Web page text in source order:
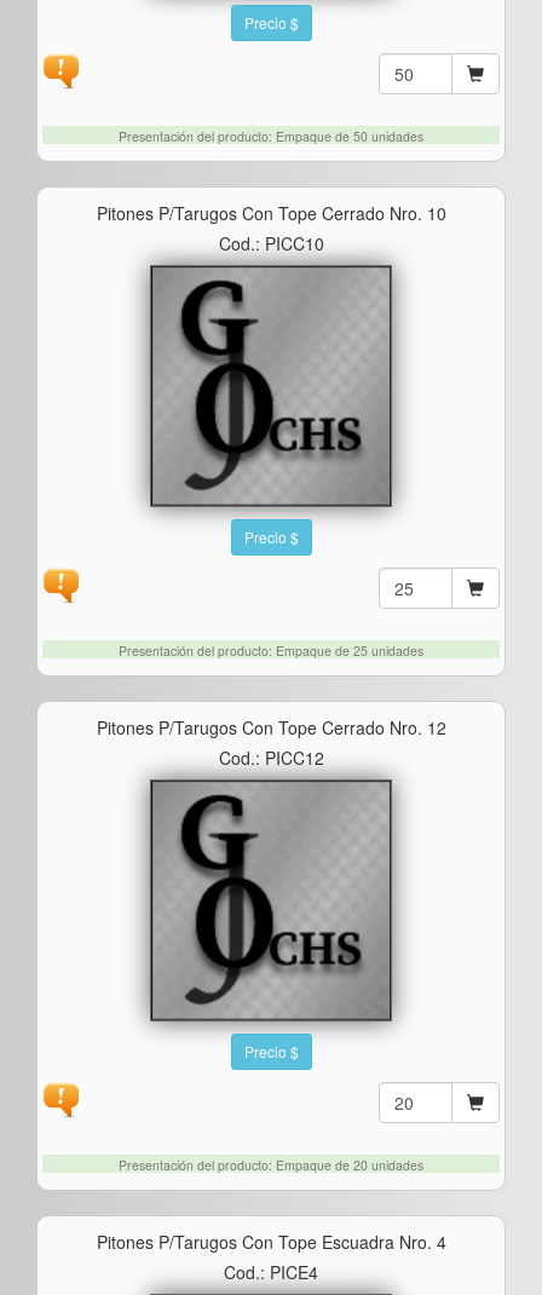
Precio $
Presentación del producto: Empaque de 50 unidades
Pitones P/tarugos Con Tope Cerrado Nro. 10
Cod.: PICC10
Precio $
Presentación del producto: Empaque de 25 unidades
Pitones P/tarugos Con Tope Cerrado Nro. 12
Cod.: PICC12
Precio $
Presentación del producto: Empaque de 20 unidades
Pitones P/tarugos Con Tope Escuadra Nro. 4
Cod.: PICE4